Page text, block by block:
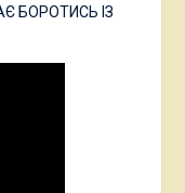
БОРОТИСЬ ІЗ